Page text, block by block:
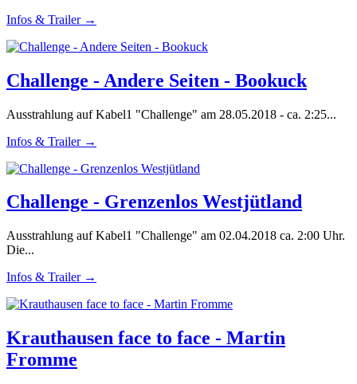
Infos & Trailer →
Challenge - Andere Seiten - Bookuck
Ausstrahlung auf Kabel1 "Challenge" am 28.05.2018 - ca. 2:25...
Infos & Trailer →
Challenge - Grenzenlos Westjütland
Ausstrahlung auf Kabel1 "Challenge" am 02.04.2018 ca. 2:00 Uhr.
Die...
Infos & Trailer →
Krauthausen face to face - Martin
Fromme